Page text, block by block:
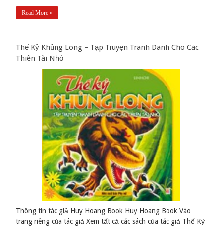
Read More »
Thế Kỷ Khủng Long – Tập Truyện Tranh Dành Cho Các
Thiên Tài Nhỏ
Thông tin tác giả Huy Hoang Book Huy Hoang Book Vào
trang riêng của tác giả Xem tất cả các sách của tác giả Thế Kỷ